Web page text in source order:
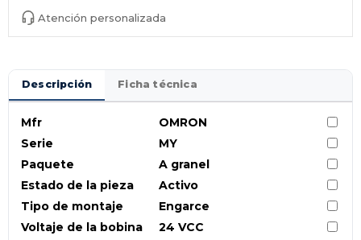
Atención personalizada
Descripción Ficha técnica
Mfr
OMRON
Serie
MY
Paquete
A granel
Estado de la pieza
Activo
Tipo de montaje
Engarce
Voltaje de la bobina
24 VCC